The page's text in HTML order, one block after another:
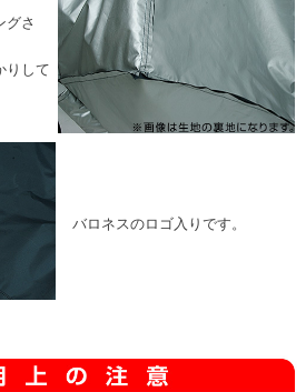
さ
りして
バロネスのロゴ入りです。